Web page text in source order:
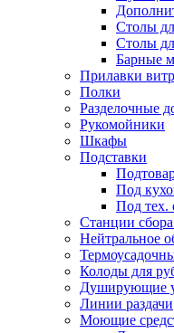
Столы
Столы
Барные
Прилавки
Полки
Разделочные
Рукомойники
Шкафы
Подставки
Под
Под тех.
Cтанции
Нейтральное
Колоды для
Душирующие
Линии раздачи
Моющие